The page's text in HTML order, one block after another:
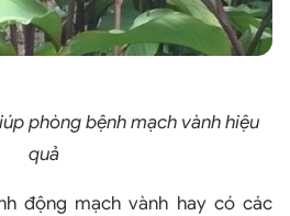
phòng bệnh mạch vành hiệu
quả
động mạch vành hay có các